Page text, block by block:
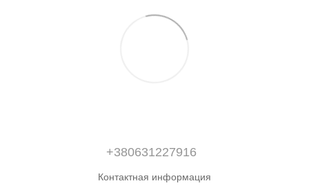
+380631227916
Контактная информация